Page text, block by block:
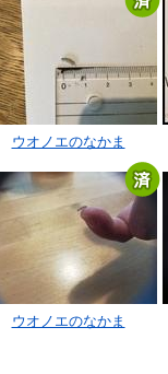
ウオノエのなかま
ウオノエのなかま